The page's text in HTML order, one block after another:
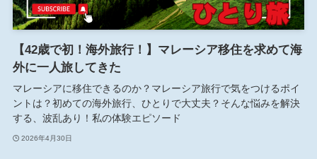
【42歳で初！海外旅行！】マレーシア移住を求めて海
外に一人旅してきた
マレーシアに移住できるのか？マレーシア旅行で気をつけるポイ
ントは？初めての海外旅行、ひとりで大丈夫？そんな悩みを解決
する、波乱あり！私の体験エピソード
2026年4月30日